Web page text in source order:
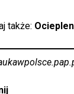
także: